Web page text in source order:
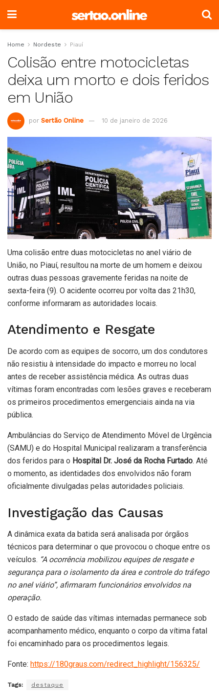
Home Nordeste Piauí
Colisão entre motocicletas
deixa um morto e dois feridos
em União
por Sertão Online 10 de janeiro de 2026
Uma colisão entre duas motocicletas no anel viário de
União, no Piauí, resultou na morte de um homem e deixou
outras duas pessoas gravemente feridas na noite de
sexta-feira (9). O acidente ocorreu por volta das 21h30,
conforme informaram as autoridades locais.
Atendimento e Resgate
De acordo com as equipes de socorro, um dos condutores
não resistiu à intensidade do impacto e morreu no local
antes de receber assistência médica. As outras duas
vítimas foram encontradas com lesões graves e receberam
os primeiros procedimentos emergenciais ainda na via
pública.
Ambulâncias do Serviço de Atendimento Móvel de Urgência
(SAMU) e do Hospital Municipal realizaram a transferência
dos feridos para o Hospital Dr. José da Rocha Furtado. Até
o momento, as identidades dos envolvidos não foram
oficialmente divulgadas pelas autoridades policiais.
Investigação das Causas
A dinâmica exata da batida será analisada por órgãos
técnicos para determinar o que provocou o choque entre os
veículos. “A ocorrência mobilizou equipes de resgate e
segurança para o isolamento da área e controle do tráfego
no anel viário”, afirmaram funcionários envolvidos na
operação.
O estado de saúde das vítimas internadas permanece sob
acompanhamento médico, enquanto o corpo da vítima fatal
foi encaminhado para os procedimentos legais.
Fonte: https://180graus.com/redirect_highlight/156325/
Tags: destaque